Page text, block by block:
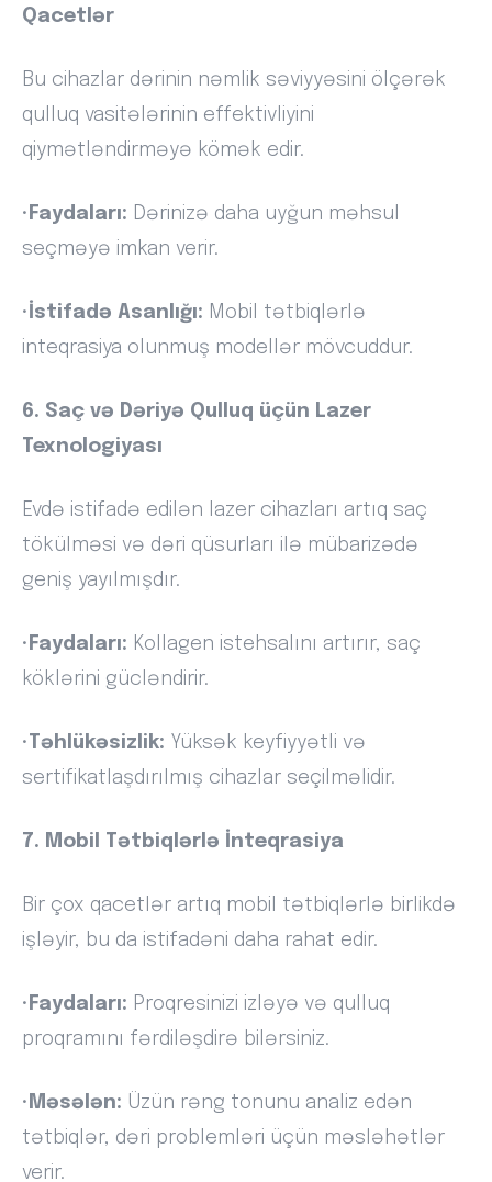
Qacetlər
Bu cihazlar dərinin nəmlik səviyyəsini ölçərək
qulluq vasitələrinin effektivliyini
qiymətləndirməyə kömək edir.
• Faydaları: Dərinizə daha uyğun məhsul
seçməyə imkan verir.
• İstifadə Asanlığı: Mobil tətbiqlərlə
inteqrasiya olunmuş modellər mövcuddur.
6. Saç və Dəriyə Qulluq üçün Lazer
Texnologiyası
Evdə istifadə edilən lazer cihazları artıq saç
tökülməsi və dəri qüsurları ilə mübarizədə
geniş yayılmışdır.
• Faydaları: Kollagen istehsalını artırır, saç
köklərini gücləndirir.
• Təhlükəsizlik: Yüksək keyfiyyətli və
sertifikatlaşdırılmış cihazlar seçilməlidir.
7. Mobil Tətbiqlərlə İnteqrasiya
Bir çox qacetlər artıq mobil tətbiqlərlə birlikdə
işləyir, bu da istifadəni daha rahat edir.
• Faydaları: Proqresinizi izləyə və qulluq
proqramını fərdiləşdirə bilərsiniz.
• Məsələn: Üzün rəng tonunu analiz edən
tətbiqlər, dəri problemləri üçün məsləhətlər
verir.